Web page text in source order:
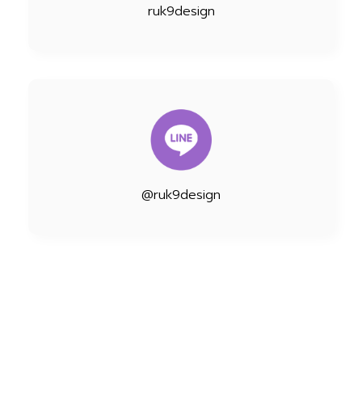
ruk9design
@ruk9design